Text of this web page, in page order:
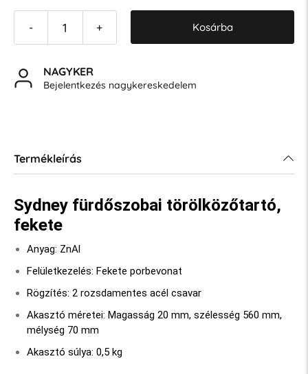
- + Kosárba
NAGYKER
Bejelentkezés nagykereskedelem
Termékleírás
Sydney fürdőszobai törölközőtartó,
fekete
Anyag: ZnAl
Felületkezelés: Fekete porbevonat
Rögzítés: 2 rozsdamentes acél csavar
Akasztó méretei: Magasság 20 mm, szélesség 560 mm,
mélység 70 mm
Akasztó súlya: 0,5 kg